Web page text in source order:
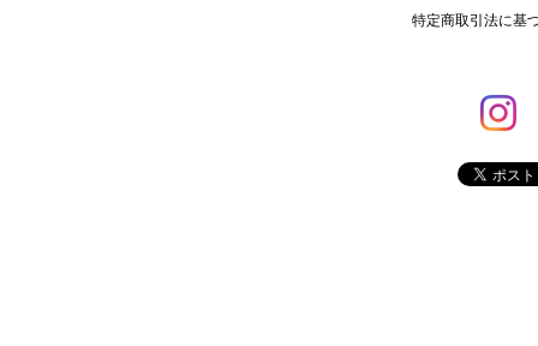
特定商取引法に基